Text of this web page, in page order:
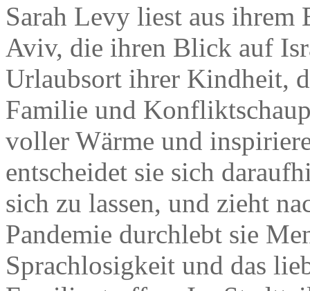
Sarah Levy liest aus ihrem
Aviv, die ihren Blick auf
Urlaubsort ihrer Kindheit,
Familie und
voller Wärme und
entscheidet sie sich
sich zu lassen, und zieht
Pandemie durchlebt sie
Sprachlosigkeit und das